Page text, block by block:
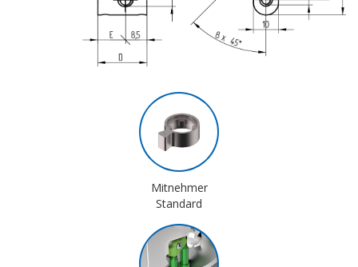
Mitnehmer
Standard